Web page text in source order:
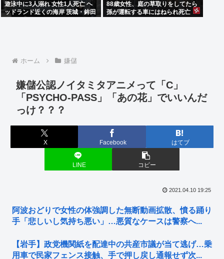
遊泳中に3人溺れ 女性1人死亡 ヘ
ッドランド近くの海岸 茨城・鉾田
88歳女性、庭の草取りをしてたら
孫が運転する車にはねられ死亡
ホーム 嫌儲
嫌儲公認ノイタミタアニメって「C」
「PSYCHO-PASS」「あの花」でいいんだ
っけ？？？
X Facebook はてブ
LINE コピー
2021.04.10 19:25
阿波おどりで女性の体強調した無断動画拡散、憤る踊り
手「悲しいし気持ち悪い」…悪質なケースは警察へ...
【岩手】政党機関紙を配達中の共産市議が当て逃げ…乗
用車で民家フェンス接触、手で押し戻し通報せず次...